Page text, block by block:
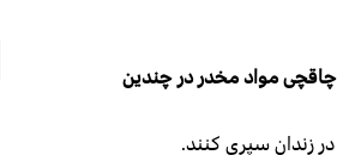
محکمه “استیناف جرایم مسکرات و مواد مخدر” می گویند که بیش از ۱۵ قاچاقچی مواد مخدر در چندین